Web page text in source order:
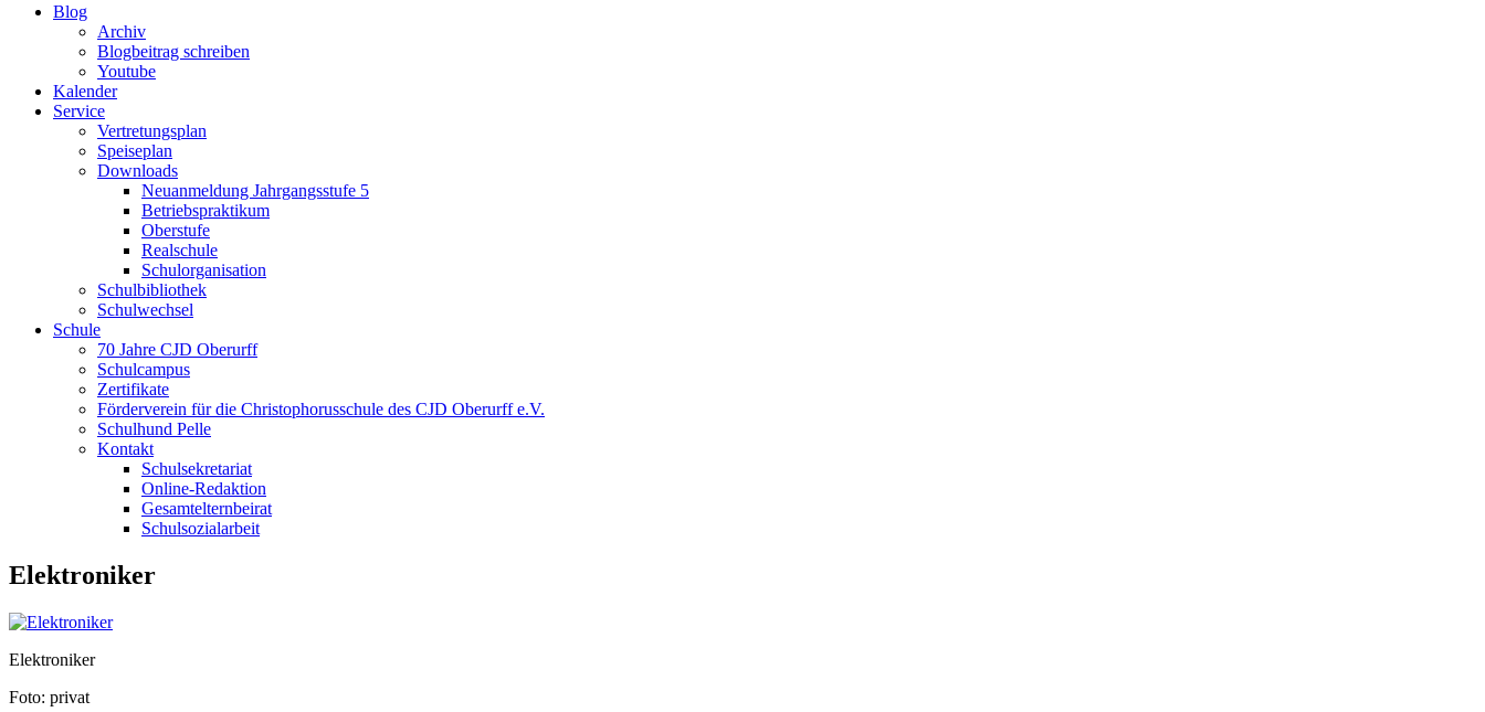
Blog
Archiv
Blogbeitrag schreiben
Youtube
Kalender
Service
Vertretungsplan
Speiseplan
Downloads
Neuanmeldung Jahrgangsstufe 5
Betriebspraktikum
Oberstufe
Realschule
Schulorganisation
Schulbibliothek
Schulwechsel
Schule
70 Jahre CJD Oberurff
Schulcampus
Zertifikate
Förderverein für die Christophorusschule des CJD Oberurff e.V.
Schulhund Pelle
Kontakt
Schulsekretariat
Online-Redaktion
Gesamtelternbeirat
Schulsozialarbeit
Elektroniker
Elektroniker
Foto: privat